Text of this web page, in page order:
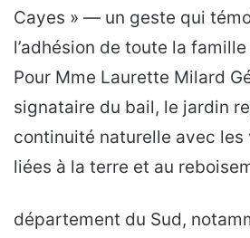
Cayes » — un geste qui
l’adhésion de toute la
Pour Mme Laurette Milard
signataire du bail, le jardin
continuité naturelle avec
liées à la terre et au
département du Sud,